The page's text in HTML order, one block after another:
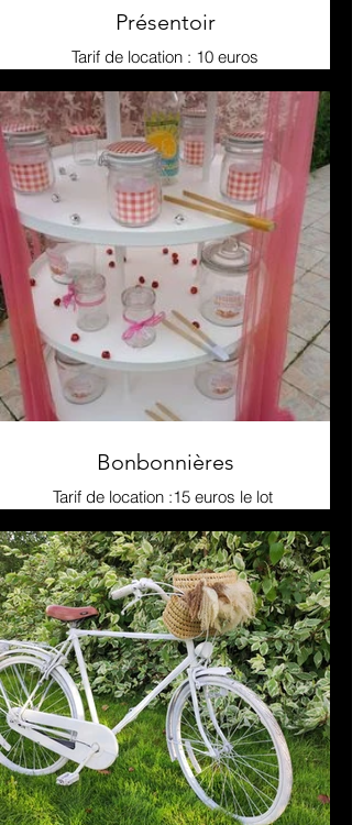
Présentoir
Tarif de location : 10 euros
Bonbonnières
Tarif de location :15 euros le lot